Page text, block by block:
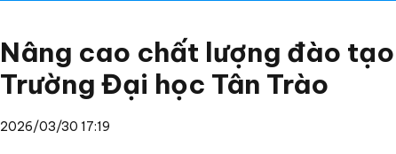
Nâng cao chất lượng đào
Trường Đại học Tân Trào
2026/03/30 17:19